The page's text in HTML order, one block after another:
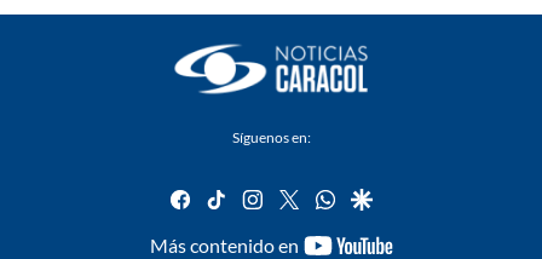
Síguenos en:
facebook
tiktok instagram
twitterwhatsapp
google
Más contenido en
youtube-